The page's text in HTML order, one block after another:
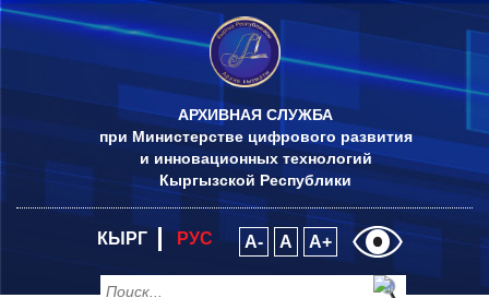
АРХИВНАЯ СЛУЖБА
при Министерстве цифрового развития
и инновационных технологий
Кыргызской Республики
КЫРГ РУС A- A A+